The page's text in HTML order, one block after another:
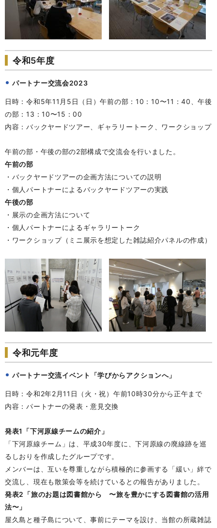
令和5年度
パートナー交流会2023
日時：令和5年11月5日（日）午前の部：10：10〜11：40、午後
の部：13：10〜15：00
内容：バックヤードツアー、ギャラリートーク、ワークショップ
午前の部・午後の部の2部構成で交流会を行いました。
午前の部
・バックヤードツアーの企画方法についての説明
・個人パートナーによるバックヤードツアーの実践
午後の部
・展示の企画方法について
・個人パートナーによるギャラリートーク
・ワークショップ（ミニ展示を想定した雑誌紹介パネルの作成）
令和元年度
パートナー交流イベント「学びからアクションへ」
日時：令和2年2月11日（火・祝）午前10時30分から正午まで
内容：パートナーの発表・意見交換
発表1「下河原線チームの紹介」
「下河原線チーム」は、平成30年度に、下河原線の廃線跡を巡
るしおりを作成したグループです。
メンバーは、互いを尊重しながら積極的に参画する「緩い」絆で
交流し、現在も散策会等を続けているとの報告がありました。
発表2「旅のお題は図書館から 〜旅を豊かにする図書館の活用
法〜」
屋久島と種子島について、事前にテーマを設け、当館の所蔵雑誌